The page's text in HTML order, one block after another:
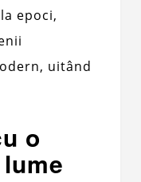
epoci,
uitând
o